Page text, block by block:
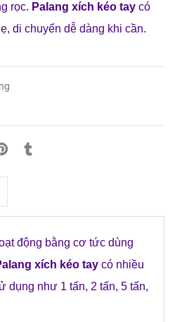
rọc. Palang xích kéo tay có
di chuyển dễ dàng khi cần.
động bằng cơ tức dùng
xích kéo tay có nhiều
dụng như 1 tấn, 2 tấn, 5 tấn,